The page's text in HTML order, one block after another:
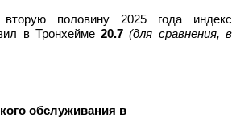
половину 2025 года индекс
в Тронхейме20.7 (для сравнения, в
обслуживания в